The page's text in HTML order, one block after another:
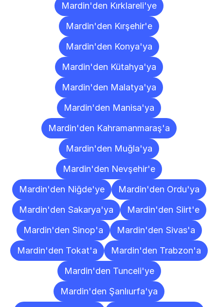
Mardin'den Kırklareli'ye
Mardin'den Kırşehir'e
Mardin'den Konya'ya
Mardin'den Kütahya'ya
Mardin'den Malatya'ya
Mardin'den Manisa'ya
Mardin'den Kahramanmaraş'a
Mardin'den Muğla'ya
Mardin'den Nevşehir'e
Mardin'den Niğde'ye
Mardin'den Ordu'ya
Mardin'den Sakarya'ya
Mardin'den Siirt'e
Mardin'den Sinop'a
Mardin'den Sivas'a
Mardin'den Tokat'a
Mardin'den Trabzon'a
Mardin'den Tunceli'ye
Mardin'den Şanlıurfa'ya